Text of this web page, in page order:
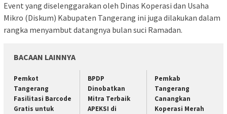
Event yang diselenggarakan oleh Dinas Koperasi dan Usaha
Mikro (Diskum) Kabupaten Tangerang ini juga dilakukan dalam
rangka menyambut datangnya bulan suci Ramadan.
BACAAN LAINNYA
Pemkot
Tangerang
Fasilitasi Barcode
Gratis untuk
BPDP
Dinobatkan
Mitra Terbaik
APEKSI di
Pemkab
Tangerang
Canangkan
Koperasi Merah